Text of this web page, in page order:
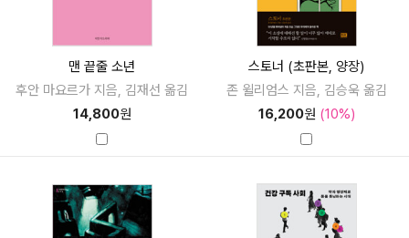
맨 끝줄 소년
후안 마요르가 지음, 김재선 옮김
14,800원
스토너 (초판본, 양장)
존 윌리엄스 지음, 김승욱 옮김
16,200원 (10%)